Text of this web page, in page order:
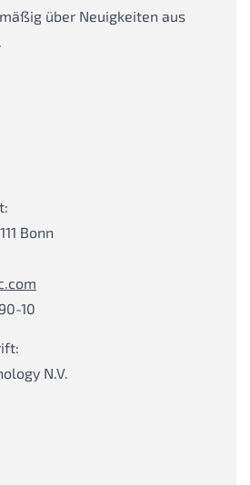
über Neuigkeiten aus
Bonn
10
N.V.